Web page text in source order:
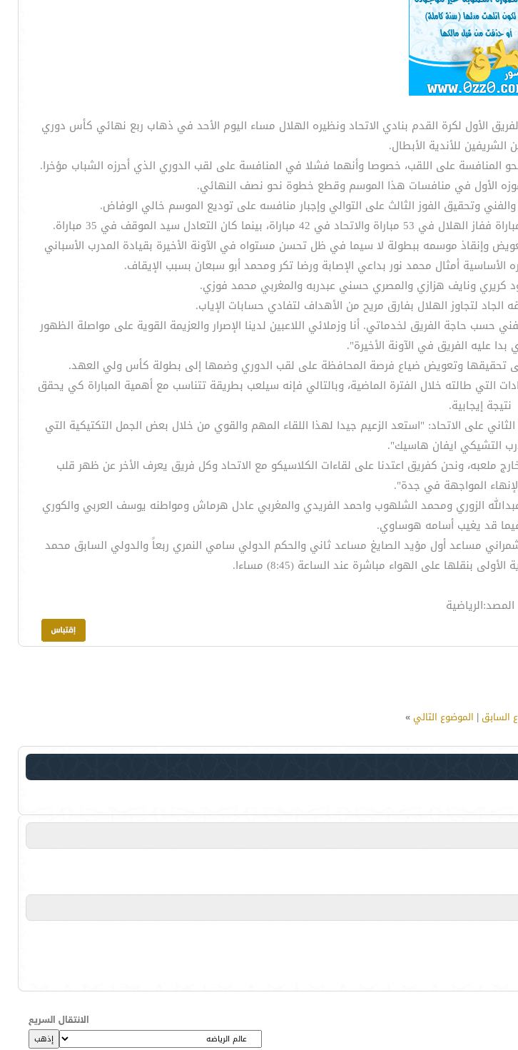
الأول لكرة القدم بنادي الاتحاد ونظيره الهلال مساء اليوم الأحد في ذهاب ربع نهائي كأس دوري
الشريفين للأندية الأبطال.
المنافسة على اللقب، خصوصا وأنهما فشلا في المنافسة على لقب الدوري الذي أحرزه الشباب مؤخرا.
الأول في منافسات هذا الموسم وقطع خطوة نحو نصف النهائي.
وتحقيق الفوز الثالث على التوالي وإجبار منافسه على توديع الموسم خالي الوفاض.
وإنقاذ موسمه ببطولة لا سيما في ظل تحسن مستواه في الآونة الأخيرة بقيادة المدرب الأسباني
أمثال محمد نور بداعي الإصابة ورضا تكر ومحمد أبو سبعان بسبب الإيقاف.
كريري ونايف هزازي والمصري حسني عبدربه والمغربي محمد فوزي.
لتجاوز الهلال بفارق مريح من الأهداف لتفادي حسابات الإياب.
حسب حاجة الفريق لخدماتي. أنا وزملائي اللاعبين لدينا الإصرار والعزيمة القوية على مواصلة الظهور
عليه الفريق في الآونة الأخيرة".
على تحقيقها وتعويض ضياع فرصة المحافظة على لقب الدوري وضمها إلى بطولة كأس ولي العهد.
طالته خلال الفترة الماضية، وبالتالي فإنه سيلعب بطريقة تتناسب مع أهمية المباراة كي يحقق
نتيجة إيجابية.
على الاتحاد: "استعد الزعيم جيدا لهذا اللقاء المهم والقوي من خلال بعض الجمل التكتيكية التي
التشيكي ايفان هاسيك".
ملعبه، ونحن كفريق اعتدنا على لقاءات الكلاسيكو مع الاتحاد وكل فريق يعرف الأخر عن ظهر قلب
المواجهة في جدة".
الزوري ومحمد الشلهوب واحمد الفريدي والمغربي عادل هرماش ومواطنه يوسف العربي والكوري
قد يغيب أسامه هوساوي.
مساعد أول مؤيد الصايغ مساعد ثاني والحكم الدولي سامي النمري ربعاً والدولي السابق محمد
بنقلها على الهواء مباشرة عند الساعة (8:45) مساءا.
المصد:الرياضية
السابق| الموضوع التالي»
الانتقال السريع